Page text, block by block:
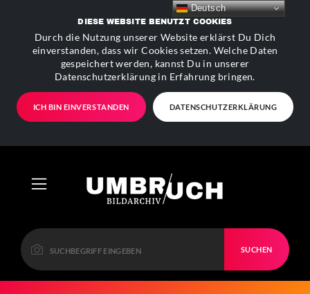
DIESE WEBSITE BENUTZT COOKIES
Durch die Nutzung unserer Website erklärst Du Dich
einverstanden, dass wir Cookies setzen. Welche Daten
gespeichert werden, kannst Du in unserer
Datenschutzerklärung in Erfahrung bringen.
ICH BIN EINVERSTANDEN DATENSCHUTZERKLÄRUNG
SUCHEN
Deutsch